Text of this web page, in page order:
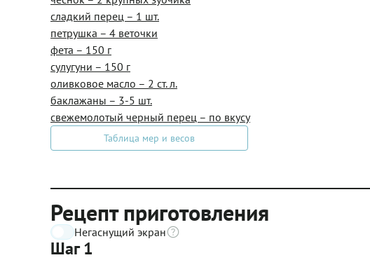
сладкий перец – 1 шт.
петрушка – 4 веточки
фета – 150 г
сулугуни – 150 г
оливковое масло – 2 ст. л.
баклажаны – 3-5 шт.
свежемолотый черный перец – по вкусу
Таблица мер и весов
Рецепт приготовления
Негаснущий экран
Шаг 1